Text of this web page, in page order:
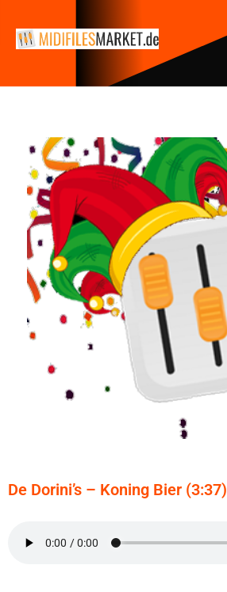
De Dorini’s – Koning Bier (3:37)